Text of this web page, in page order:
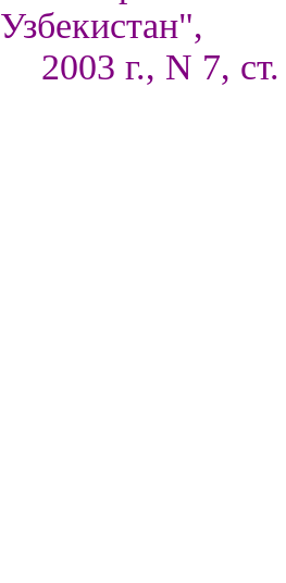
Узбекистан",
2003 г., N 7,